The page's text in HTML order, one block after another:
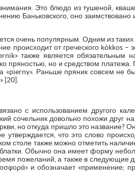
Это блюдо из тушеной,
Баньковского, оно заимствовано
очень популярным. Одним из
от греческого kókkos –
также является обязательным
пряностью, но и средством
«pierny». Раньше пряник совсем не
[20].
с использованием другого
сочельник довольно похожи друг на
но откуда пришло это название?
что это слово
столе также можно отметить
Обычно она имеет форму
пожеланий, а также в следующие
и обозначает «применение;